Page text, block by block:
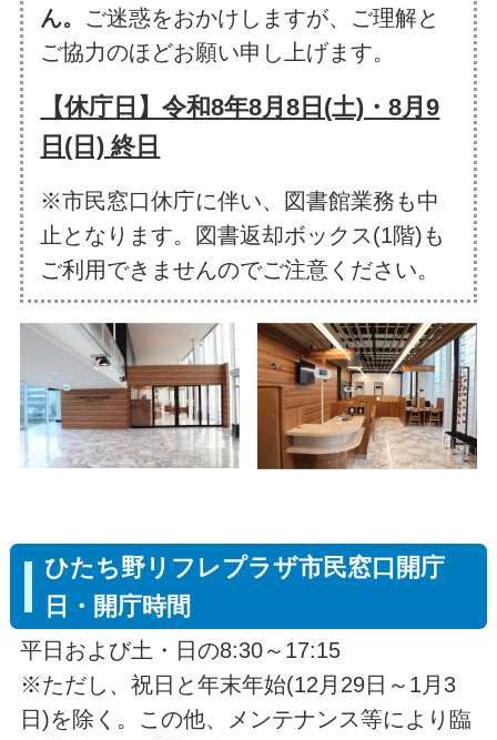
ん。 ご迷惑をおかけしますが、ご理解と
ご協力のほどお願い申し上げます。
【休庁日】令和8年8月8日(土)・8月9
日(日)終日
※市民窓口休庁に伴い、図書館業務も中
止となります。図書返却ボックス(1階)も
ご利用できませんのでご注意ください。
ひたち野リフレプラザ市民窓口開庁
日・開庁時間
平日および土・日の8:30～17:15
※ただし、祝日と年末年始(12月29日～1月3
日)を除く。この他、メンテナンス等により臨